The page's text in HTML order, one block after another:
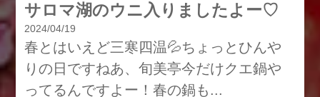
サロマ湖のウニ入りましたよー♡
2024/04/19
春とはいえど三寒四温💦ちょっとひんや
りの日ですねあ、旬美亭今だけクエ鍋や
ってるんですよー！春の鍋も...